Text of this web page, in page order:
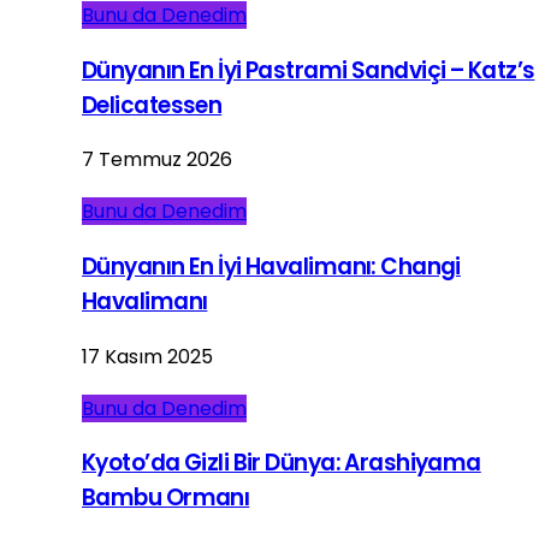
Bunu da Denedim
Dünyanın En İyi Pastrami Sandviçi – Katz’s
Delicatessen
7 Temmuz 2026
Bunu da Denedim
Dünyanın En İyi Havalimanı: Changi
Havalimanı
17 Kasım 2025
Bunu da Denedim
Kyoto’da Gizli Bir Dünya: Arashiyama
Bambu Ormanı